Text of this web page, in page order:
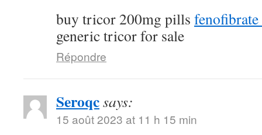
buy tricor 200mg pills
generic tricor for sale
Répondre
Seroqcsays:
15 août 2023 at 11 h 15 min